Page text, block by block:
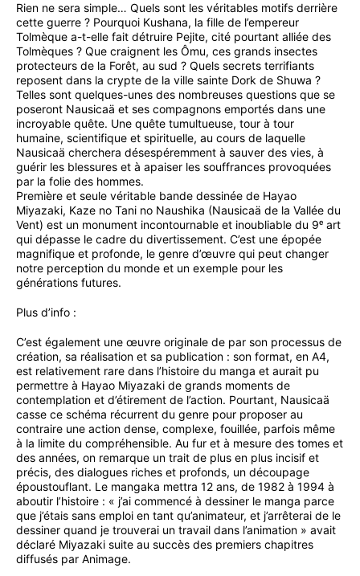
Rien ne sera simple… Quels sont les véritables motifs derrière
cette guerre ? Pourquoi Kushana, la fille de l’empereur
Tolmèque a-t-elle fait détruire Pejite, cité pourtant alliée des
Tolmèques ? Que craignent les Ômu, ces grands insectes
protecteurs de la Forêt, au sud ? Quels secrets terrifiants
reposent dans la crypte de la ville sainte Dork de Shuwa ?
Telles sont quelques-unes des nombreuses questions que se
poseront Nausicaä et ses compagnons emportés dans une
incroyable quête. Une quête tumultueuse, tour à tour
humaine, scientifique et spirituelle, au cours de laquelle
Nausicaä cherchera désespéremment à sauver des vies, à
guérir les blessures et à apaiser les souffrances provoquées
par la folie des hommes.
Première et seule véritable bande dessinée de Hayao
Miyazaki, Kaze no Tani no Naushika (Nausicaä de la Vallée du
Vent) est un monument incontournable et inoubliable du 9ᵉ art
qui dépasse le cadre du divertissement. C’est une épopée
magnifique et profonde, le genre d’œuvre qui peut changer
notre perception du monde et un exemple pour les
générations futures.
Plus d’info :
C’est également une œuvre originale de par son processus de
création, sa réalisation et sa publication : son format, en A4,
est relativement rare dans l’histoire du manga et aurait pu
permettre à Hayao Miyazaki de grands moments de
contemplation et d’étirement de l’action. Pourtant, Nausicaä
casse ce schéma récurrent du genre pour proposer au
contraire une action dense, complexe, fouillée, parfois même
à la limite du compréhensible. Au fur et à mesure des tomes et
des années, on remarque un trait de plus en plus incisif et
précis, des dialogues riches et profonds, un découpage
époustouflant. Le mangaka mettra 12 ans, de 1982 à 1994 à
aboutir l’histoire : « j’ai commencé à dessiner le manga parce
que j’étais sans emploi en tant qu’animateur, et j’arrêterai de le
dessiner quand je trouverai un travail dans l’animation » avait
déclaré Miyazaki suite au succès des premiers chapitres
diffusés par Animage.